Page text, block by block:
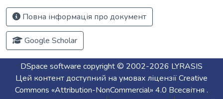
Повна інформація про документ
Google Scholar
DSpace software copyright © 2002-2026 LYRASIS
Цей контент доступний на умовах ліцензіїCreative
Commons «Attribution-NonCommercial» 4.0 Всесвітня .